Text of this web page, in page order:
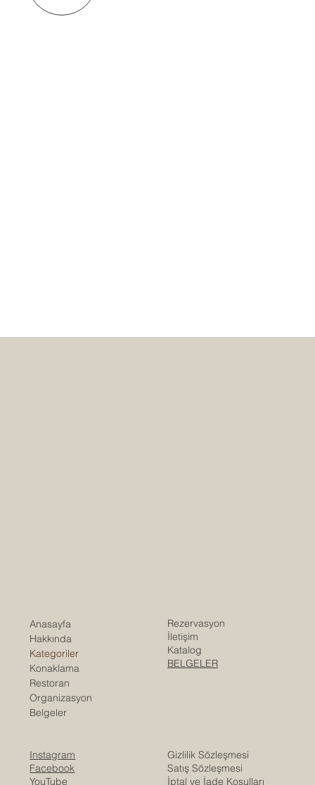
Anasayfa
Hakkında
Kategoriler
Konaklama
Restoran
Organizasyon
Belgeler
Rezervasyon
İletişim
Katalog
BELGELER
Gizlilik Sözleşmesi
Satış Sözleşmesi
İptal ve İade Koşulları
Instagram
Facebook
YouTube